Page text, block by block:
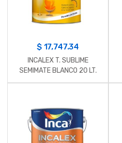
$ 17,747.34
INCALEX T. SUBLIME
SEMIMATE BLANCO 20 LT.